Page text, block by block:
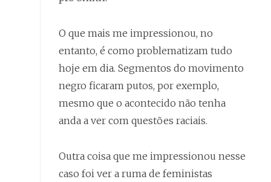
O que mais me impressionou, no
entanto, é como problematizam tudo
hoje em dia. Segmentos do movimento
negro ficaram putos, por exemplo,
mesmo que o acontecido não tenha
anda a ver com questões raciais.
Outra coisa que me impressionou nesse
caso foi ver a ruma de feministas